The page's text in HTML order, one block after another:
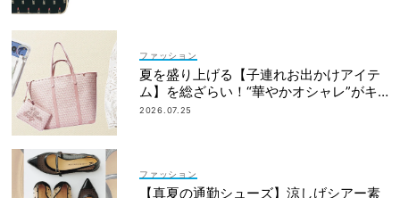
ファッション
夏を盛り上げる【子連れお出かけアイテ
ム】を総ざらい！“華やかオシャレ”がキ
ーワード
2026.07.25
ファッション
【真夏の通勤シューズ】涼しげシアー素